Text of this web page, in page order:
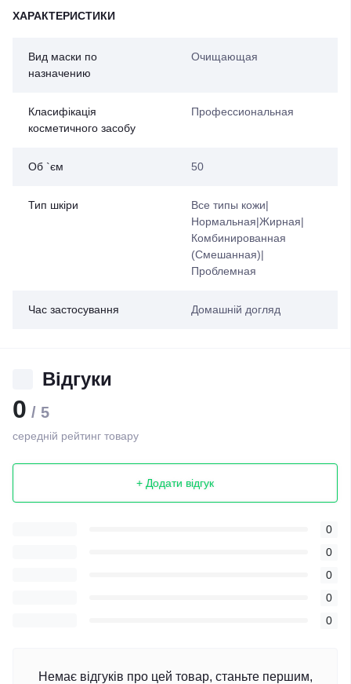
ХАРАКТЕРИСТИКИ
Вид маски по
назначению
Очищающая
Класифікація
косметичного засобу
Профессиональная
Об `єм 50
Тип шкіри
Все типы кожи|
Нормальная|Жирная|
Комбинированная
(Смешанная)|
Проблемная
Час застосування Домашній догляд
Відгуки
0 / 5
середній рейтинг товару
+ Додати відгук
0
0
0
0
0
Немає відгуків про цей товар, станьте першим,